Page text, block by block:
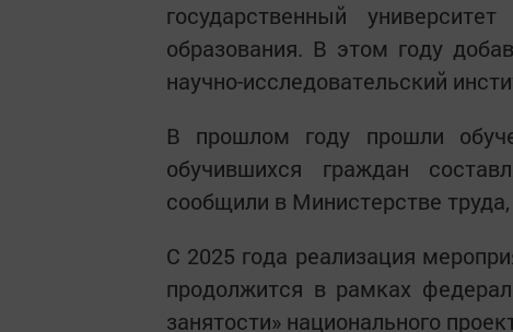
государственный
образования. В этом году
научно-исследовательский
В прошлом году прошли
обучившихся граждан
сообщили в Министерстве
С 2025 года реализация
продолжится в рамках
занятости» национального